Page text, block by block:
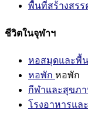
พื้นที่สร้างสรร
ชีวิตในจุฬาฯ
หอสมุดและพื้
หอพัก หอพัก
กีฬาและสุขภ
โรงอาหารแล